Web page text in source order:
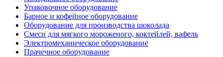
Упаковочное оборудование
Барное и кофейное оборудование
Оборудование для производства шоколада
Смеси для мягкого мороженого, коктейлей, вафель
Электромеханическое оборудование
Прачечное оборудование